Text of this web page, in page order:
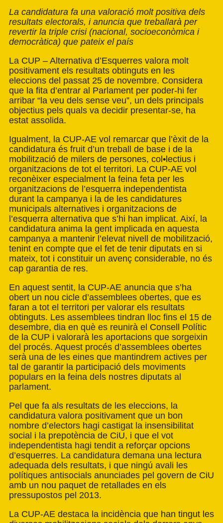
La candidatura fa una valoració molt positiva dels
resultats electorals, i anuncia que treballarà per
revertir la triple crisi (nacional, socioeconòmica i
democràtica) que pateix el país
La CUP – Alternativa d’Esquerres valora molt
positivament els resultats obtinguts en les
eleccions del passat 25 de novembre. Considera
que la fita d’entrar al Parlament per poder-hi fer
arribar “la veu dels sense veu”, un dels principals
objectius pels quals va decidir presentar-se, ha
estat assolida.
Igualment, la CUP-AE vol remarcar que l’èxit de la
candidatura és fruit d’un treball de base i de la
mobilització de milers de persones, col•lectius i
organitzacions de tot el territori. La CUP-AE vol
reconèixer especialment la feina feta per les
organitzacions de l’esquerra independentista
durant la campanya i la de les candidatures
municipals alternatives i organitzacions de
l’esquerra alternativa que s’hi han implicat. Així, la
candidatura anima la gent implicada en aquesta
campanya a mantenir l’elevat nivell de mobilització,
tenint en compte que el fet de tenir diputats en si
mateix, tot i constituir un avenç considerable, no és
cap garantia de res.
En aquest sentit, la CUP-AE anuncia que s’ha
obert un nou cicle d’assemblees obertes, que es
faran a tot el territori per valorar els resultats
obtinguts. Les assemblees tindran lloc fins el 15 de
desembre, dia en què es reunirà el Consell Polític
de la CUP i valorarà les aportacions que sorgeixin
del procés. Aquest procés d’assemblees obertes
serà una de les eines que mantindrem actives per
tal de garantir la participació dels moviments
populars en la feina dels nostres diputats al
parlament.
Pel que fa als resultats de les eleccions, la
candidatura valora positivament que un bon
nombre d’electors hagi castigat la insensibilitat
social i la prepotència de CiU, i que el vot
independentista hagi tendit a reforçar opcions
d’esquerres. La candidatura demana una lectura
adequada dels resultats, i que ningú avali les
polítiques antisocials anunciades pel govern de CiU
amb un nou paquet de retallades en els
pressupostos pel 2013.
La CUP-AE destaca la incidència que han tingut les